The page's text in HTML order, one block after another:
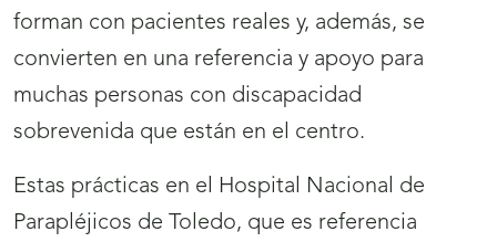
forman con pacientes reales y, además, se
convierten en una referencia y apoyo para
muchas personas con discapacidad
sobrevenida que están en el centro.
Estas prácticas en el Hospital Nacional de
Parapléjicos de Toledo, que es referencia